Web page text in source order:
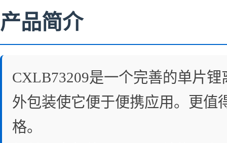
产品简介
CXLB73209是一个完善的单片
外包装使它便于便携应用。更值
格。